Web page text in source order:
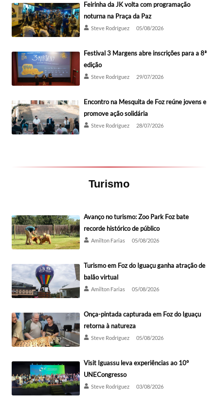
Feirinha da JK volta com programação
noturna na Praça da Paz
Steve Rodríguez 05/08/2026
Festival 3 Margens abre inscrições para a 8ª
edição
Steve Rodríguez 29/07/2026
Encontro na Mesquita de Foz reúne jovens e
promove ação solidária
Steve Rodríguez 28/07/2026
Turismo
Avanço no turismo: Zoo Park Foz bate
recorde histórico de público
Amilton Farias 05/08/2026
Turismo em Foz do Iguaçu ganha atração de
balão virtual
Amilton Farias 05/08/2026
Onça-pintada capturada em Foz do Iguaçu
retorna à natureza
Steve Rodríguez 05/08/2026
Visit Iguassu leva experiências ao 10º
UNECongresso
Steve Rodríguez 03/08/2026